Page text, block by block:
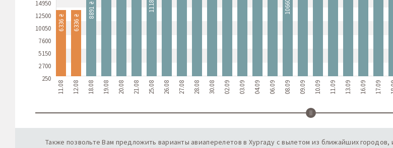
14950
12500
10050
7600
5150
2700
250
6336 ₴
11.08
6336 ₴
12.08
8891 ₴
18.08 19.08 20.08 21.08 25.08 26.08 27.08 28.08 30.08 02.09 03.09 04.09 06.09
10660 ₴
08.09 09.09 10.09 11.09 13.09 16.09 17.09
Также позвольте Вам предложить варианты авиаперелетов в Хургаду с вылетом из ближайших